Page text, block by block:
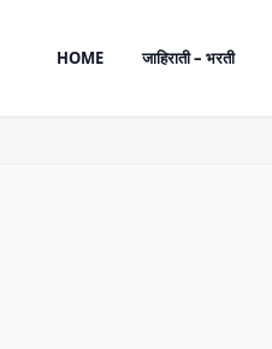
HOME जाहिराती – भरती